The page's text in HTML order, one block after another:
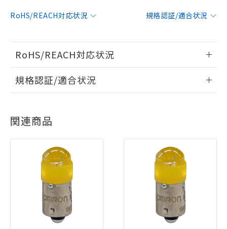
RoHS/REACH対応状況 規格認証/適合状況
RoHS/REACH対応状況
EU RoHS 注意事項・凡例
対応状況 ※1
対応済み
中国 RoHS 注意事項・凡例
中国 RoHS表※1 ※2
規格認証/適合状況
No
LR型式承認
船舶規格）
BV型式承認
船舶規格）
関連商品
※1 対応状況
対応済み：EU RoHS指令（10物質）の
非含有に対応した製品が提供可能な商品で
す。